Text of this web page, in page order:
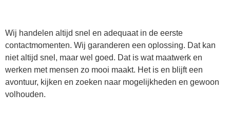
Wij handelen altijd snel en adequaat in de eerste
contactmomenten. Wij garanderen een oplossing. Dat kan
niet altijd snel, maar wel goed. Dat is wat maatwerk en
werken met mensen zo mooi maakt. Het is en blijft een
avontuur, kijken en zoeken naar mogelijkheden en gewoon
volhouden.